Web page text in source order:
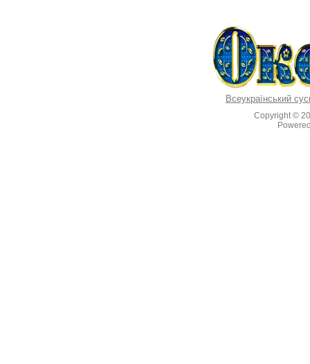
Всеукраїнський
Copyright ©